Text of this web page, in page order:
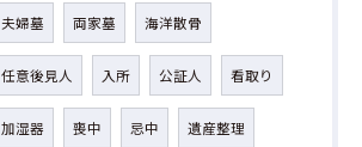
夫婦墓 両家墓 海洋散骨
任意後見人 入所 公証人 看取り
加湿器 喪中 忌中 遺産整理